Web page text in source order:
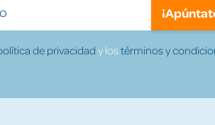
de privacidady lostérminos y